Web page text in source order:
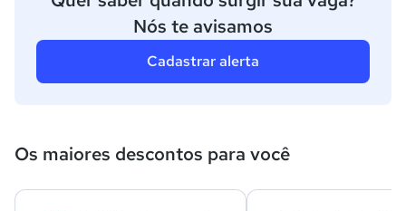
Nós te avisamos
Cadastrar alerta
Os maiores descontos para você